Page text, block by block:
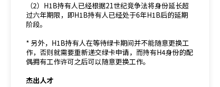
（2）H1B持有人已经根据21世纪竞争法将身份延长超
过六年期限，即H1B持有人已经处于6年H1B后的延期
阶段。
* 另外，H1B持有人在等待绿卡期间并不能随意更换工
作，否则就需要重新递交绿卡申请，而持有H4身份的配
偶拥有工作许可之后可以随意更换工作。
杰出人才